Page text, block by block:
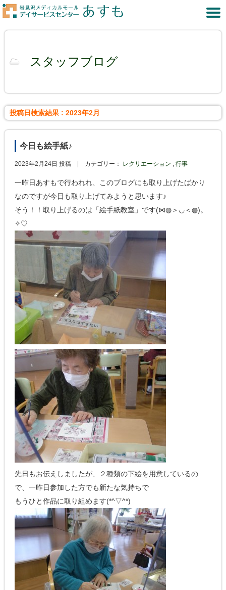
スタッフブログ
投稿日検索結果 : 2023年2月
今日も絵手紙♪
2023年2月24日 投稿 | カテゴリー： レクリエーション ,行事
一昨日あすもで行われれ、このブログにも取り上げたばかり
なのですが今日も取り上げてみようと思います♪
そう！！取り上げるのは「絵手紙教室」です(⋈◍＞◡＜◍)。
✧♡
先日もお伝えしましたが、２種類の下絵を用意しているの
で、一昨日参加した方でも新たな気持ちで
もうひと作品に取り組めます(*^▽^*)